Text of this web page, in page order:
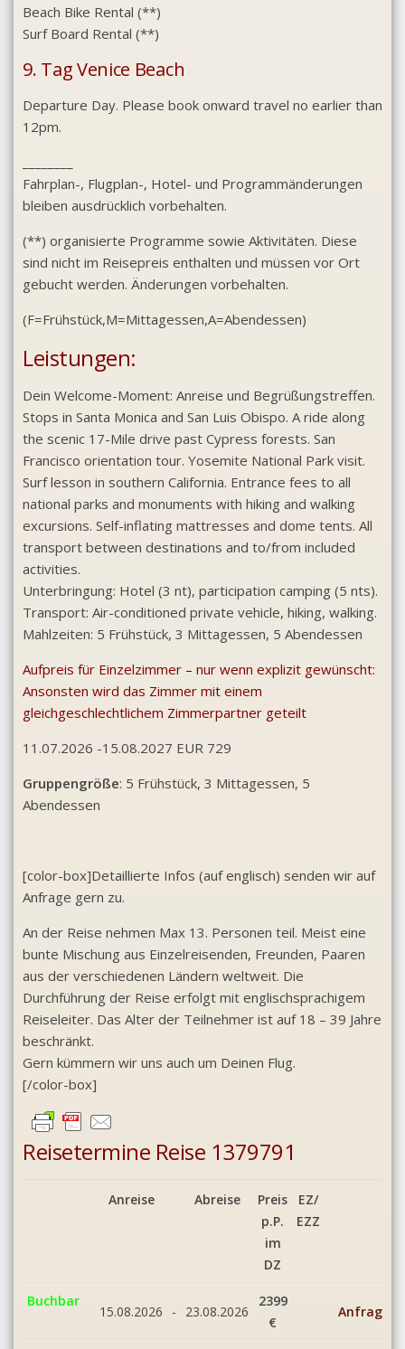
Beach Bike Rental (**)
Surf Board Rental (**)
9. Tag Venice Beach
Departure Day. Please book onward travel no earlier than
12pm.
Fahrplan-, Flugplan-, Hotel- und Programmänderungen
bleiben ausdrücklich vorbehalten.
(**) organisierte Programme sowie Aktivitäten. Diese
sind nicht im Reisepreis enthalten und müssen vor Ort
gebucht werden. Änderungen vorbehalten.
(F=Frühstück,M=Mittagessen,A=Abendessen)
Leistungen:
Dein Welcome-Moment: Anreise und Begrüßungstreffen.
Stops in Santa Monica and San Luis Obispo. A ride along
the scenic 17-Mile drive past Cypress forests. San
Francisco orientation tour. Yosemite National Park visit.
Surf lesson in southern California. Entrance fees to all
national parks and monuments with hiking and walking
excursions. Self-inflating mattresses and dome tents. All
transport between destinations and to/from included
activities.
Unterbringung: Hotel (3 nt), participation camping (5 nts).
Transport: Air-conditioned private vehicle, hiking, walking.
Mahlzeiten: 5 Frühstück, 3 Mittagessen, 5 Abendessen
Aufpreis für Einzelzimmer – nur wenn explizit gewünscht:
Ansonsten wird das Zimmer mit einem
gleichgeschlechtlichem Zimmerpartner geteilt
11.07.2026 -15.08.2027 EUR 729
Gruppengröße: 5 Frühstück, 3 Mittagessen, 5
Abendessen
[color-box]Detaillierte Infos (auf englisch) senden wir auf
Anfrage gern zu.
An der Reise nehmen Max 13. Personen teil. Meist eine
bunte Mischung aus Einzelreisenden, Freunden, Paaren
aus der verschiedenen Ländern weltweit. Die
Durchführung der Reise erfolgt mit englischsprachigem
Reiseleiter. Das Alter der Teilnehmer ist auf 18 – 39 Jahre
beschränkt.
Gern kümmern wir uns auch um Deinen Flug.
[/color-box]
Reisetermine Reise 1379791
Anreise Abreise
Preis
p.P.
im
DZ
EZ/
EZZ
Buchbar
15.08.2026 - 23.08.2026
2399
€
Anfrage